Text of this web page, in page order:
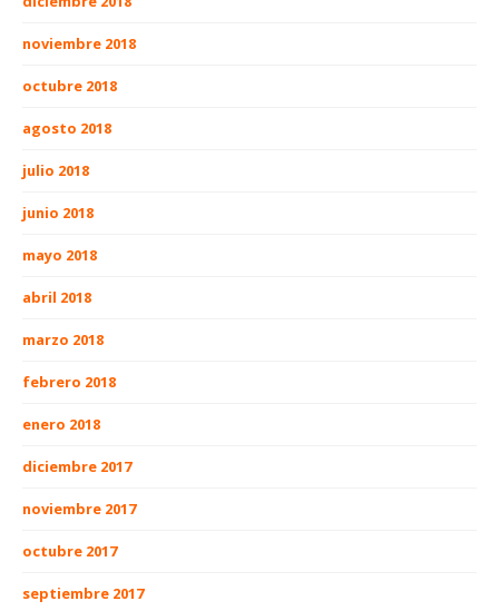
noviembre 2018
octubre 2018
agosto 2018
julio 2018
junio 2018
mayo 2018
abril 2018
marzo 2018
febrero 2018
enero 2018
diciembre 2017
noviembre 2017
octubre 2017
septiembre 2017